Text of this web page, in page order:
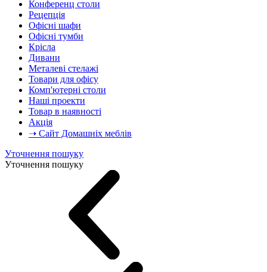
Конференц столи
Рецепція
Офісні шафи
Офісні тумби
Крісла
Дивани
Металеві стелажі
Товари для офісу
Комп'ютерні столи
Наші проекти
Товар в наявності
Акція
➝ Сайт Домашніх меблів
Уточнення пошуку
Уточнення пошуку